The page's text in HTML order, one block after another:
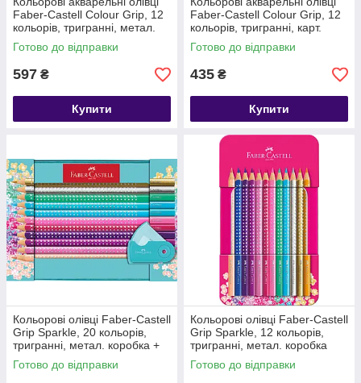
Faber-Castell Colour Grip, 12
кольорів, тригранні, метал.
коробка
Готово до відправки
597 ₴
Купити
Faber-Castell Colour Grip, 12
кольорів, тригранні, карт.
коробка
Готово до відправки
435 ₴
Купити
Кольорові олівці Faber-Castell
Grip Sparkle, 20 кольорів,
тригранні, метал. коробка +
точилка
Готово до відправки
Кольорові олівці Faber-Castell
Grip Sparkle, 12 кольорів,
тригранні, метал. коробка
Готово до відправки